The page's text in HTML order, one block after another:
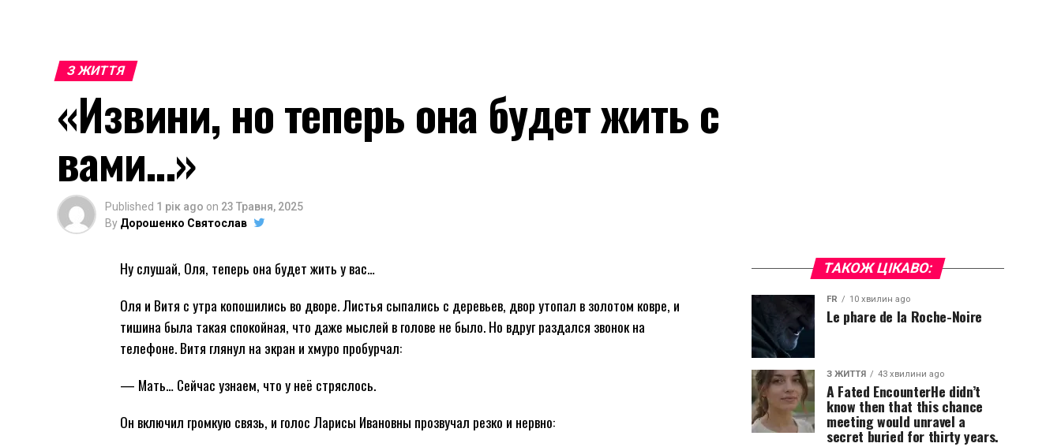
З ЖИТТЯ
«Извини, но теперь она будет жить с
вами…»
Published 1 рік ago on 23 Травня, 2025
By Дорошенко Святослав
Ну слушай, Оля, теперь она будет жить у вас…
Оля и Витя с утра копошились во дворе. Листья сыпались с деревьев, двор утопал в золотом ковре, и
тишина была такая спокойная, что даже мыслей в голове не было. Но вдруг раздался звонок на
телефоне. Витя глянул на экран и хмуро пробурчал:
— Мать… Сейчас узнаем, что у неё стряслось.
Он включил громкую связь, и голос Ларисы Ивановны прозвучал резко и нервно:
ТАКОЖ ЦІКАВО:
FR 10 хвилин ago
Le phare de la Roche-Noire
З ЖИТТЯ 43 хвилини ago
A Fated EncounterHe didn’t
know then that this chance
meeting would unravel a
secret buried for thirty years.